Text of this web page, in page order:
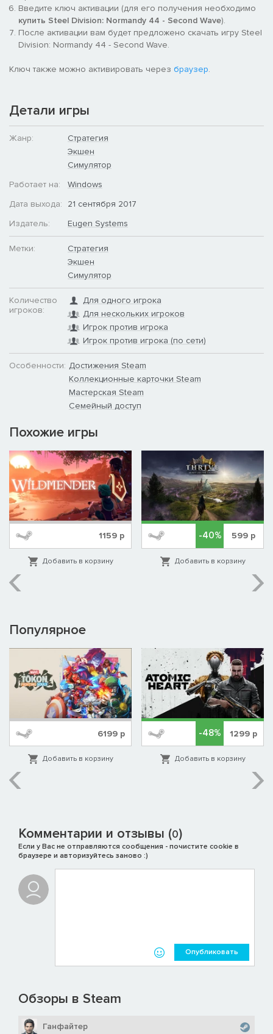
9. Panzer:
Panzer I CSdKfz 263
Panzer II L Luchs
Введите ключ активации (для его получения необходимо
купить Steel Division: Normandy 44 - Second Wave).
После активации вам будет предложено скачать игру Steel
Division: Normandy 44 - Second Wave.
Ключ также можно активировать через браузер.
Детали игры
Жанр:
Стратегия
Экшен
Симулятор
Работает на:
Windows
Дата выхода:
21 сентября 2017
Издатель:
Eugen Systems
Метки:
Стратегия
Экшен
Симулятор
Количество
игроков:
Для одного игрока
Для нескольких игроков
Игрок против игрока
Игрок против игрока (по сети)
Особенности: Достижения Steam
Коллекционные карточки Steam
Мастерская Steam
Семейный доступ
Похожие игры
1159р
Добавить в корзину
-40% 599 р
Добавить в корзину
Популярное
6199 р
Добавить в корзину
-48% 1299 р
Добавить в корзину
Комментарии и отзывы (0)
Если у Вас не отправляются сообщения - почистите cookie в
браузере и авторизуйтесь заново :)
Опубликовать
Обзоры в Steam
Ганфайтер